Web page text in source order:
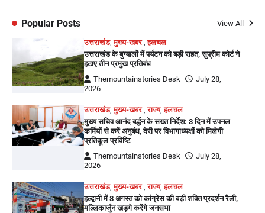
Popular Posts View All
उत्तराखंड,मुख्य-खबर ,हलचल
उत्तराखंड के बुग्यालों में पर्यटन को बड़ी राहत, सुप्रीम कोर्ट ने
हटाए तीन प्रमुख प्रतिबंध
Themountainstories Desk
July 28,
2026
उत्तराखंड,मुख्य-खबर ,राज्य,हलचल
मुख्य सचिव आनंद बर्द्धन के सख्त निर्देश: 3 दिन में उपनल
कर्मियों से करें अनुबंध, देरी पर विभागाध्यक्षों को मिलेगी
प्रतिकूल प्रविष्टि
Themountainstories Desk
July 28,
2026
उत्तराखंड,मुख्य-खबर ,राज्य,हलचल
हल्द्वानी में 8 अगस्त को कांग्रेस की बड़ी शक्ति प्रदर्शन रैली,
मल्लिकार्जुन खड़गे करेंगे जनसभा